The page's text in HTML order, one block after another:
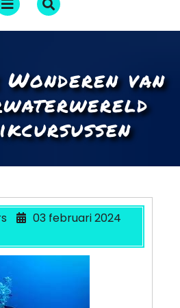
openen
van
03 februari 2024